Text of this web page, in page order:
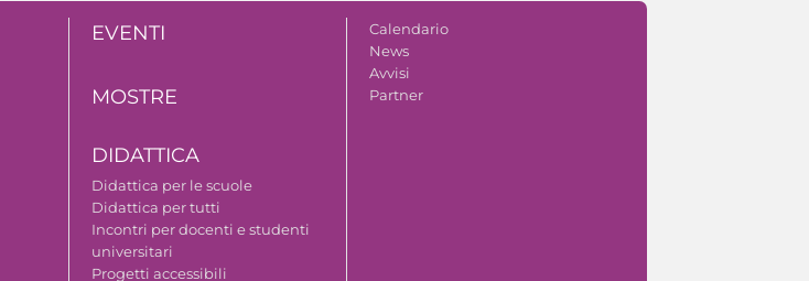
EVENTI
MOSTRE
DIDATTICA
Didattica per le scuole
Didattica per tutti
Incontri per docenti e studenti
universitari
Progetti accessibili
Calendario
News
Avvisi
Partner